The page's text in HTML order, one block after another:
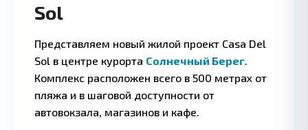
Sol
Представляем новый жилой проект Casa Del
Sol в центре курорта Солнечный Берег.
Комплекс расположен всего в 500 метрах от
пляжа и в шаговой доступности от
автовокзала, магазинов и кафе.